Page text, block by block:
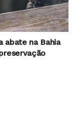
abate na Bahia